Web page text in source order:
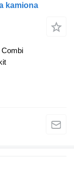
kamiona